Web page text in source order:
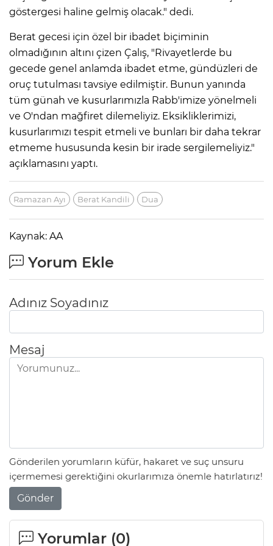
göstergesi haline gelmiş olacak." dedi.
Berat gecesi için özel bir ibadet biçiminin
olmadığının altını çizen Çalış, "Rivayetlerde bu
gecede genel anlamda ibadet etme, gündüzleri de
oruç tutulması tavsiye edilmiştir. Bunun yanında
tüm günah ve kusurlarımızla Rabb'imize yönelmeli
ve O'ndan mağfiret dilemeliyiz. Eksikliklerimizi,
kusurlarımızı tespit etmeli ve bunları bir daha tekrar
etmeme hususunda kesin bir irade sergilemeliyiz."
açıklamasını yaptı.
Ramazan Ayı Berat Kandili Dua
Kaynak: AA
Yorum Ekle
Adınız Soyadınız
Mesaj
Gönderilen yorumların küfür, hakaret ve suç unsuru
içermemesi gerektiğini okurlarımıza önemle hatırlatırız!
Gönder
Yorumlar (0)